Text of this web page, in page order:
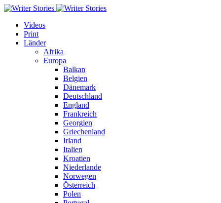
Videos
Print
Länder
Afrika
Europa
Balkan
Belgien
Dänemark
Deutschland
England
Frankreich
Georgien
Griechenland
Irland
Italien
Kroatien
Niederlande
Norwegen
Österreich
Polen